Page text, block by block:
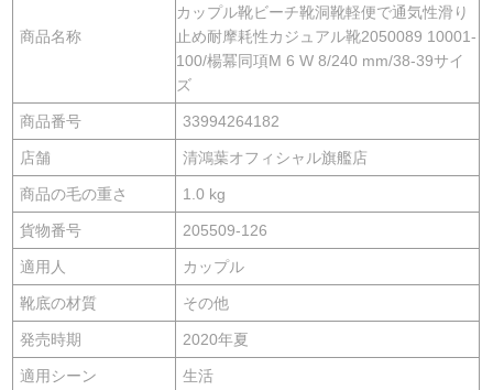
商品名称
カップル靴ビーチ靴洞靴軽便で通気性滑り
止め耐摩耗性カジュアル靴2050089 10001-
100/楊冪同項M 6 W 8/240 mm/38-39サイ
ズ
商品番号 33994264182
店舗 清鴻葉オフィシャル旗艦店
商品の毛の重さ 1.0 kg
貨物番号 205509-126
適用人 カップル
靴底の材質 その他
発売時期 2020年夏
適用シーン 生活